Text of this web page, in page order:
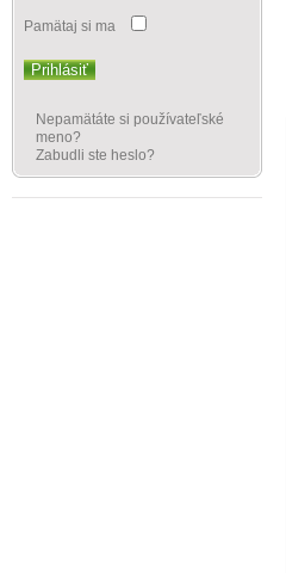
Pamätaj si ma
Prihlásiť
Nepamätáte si používateľské
meno?
Zabudli ste heslo?